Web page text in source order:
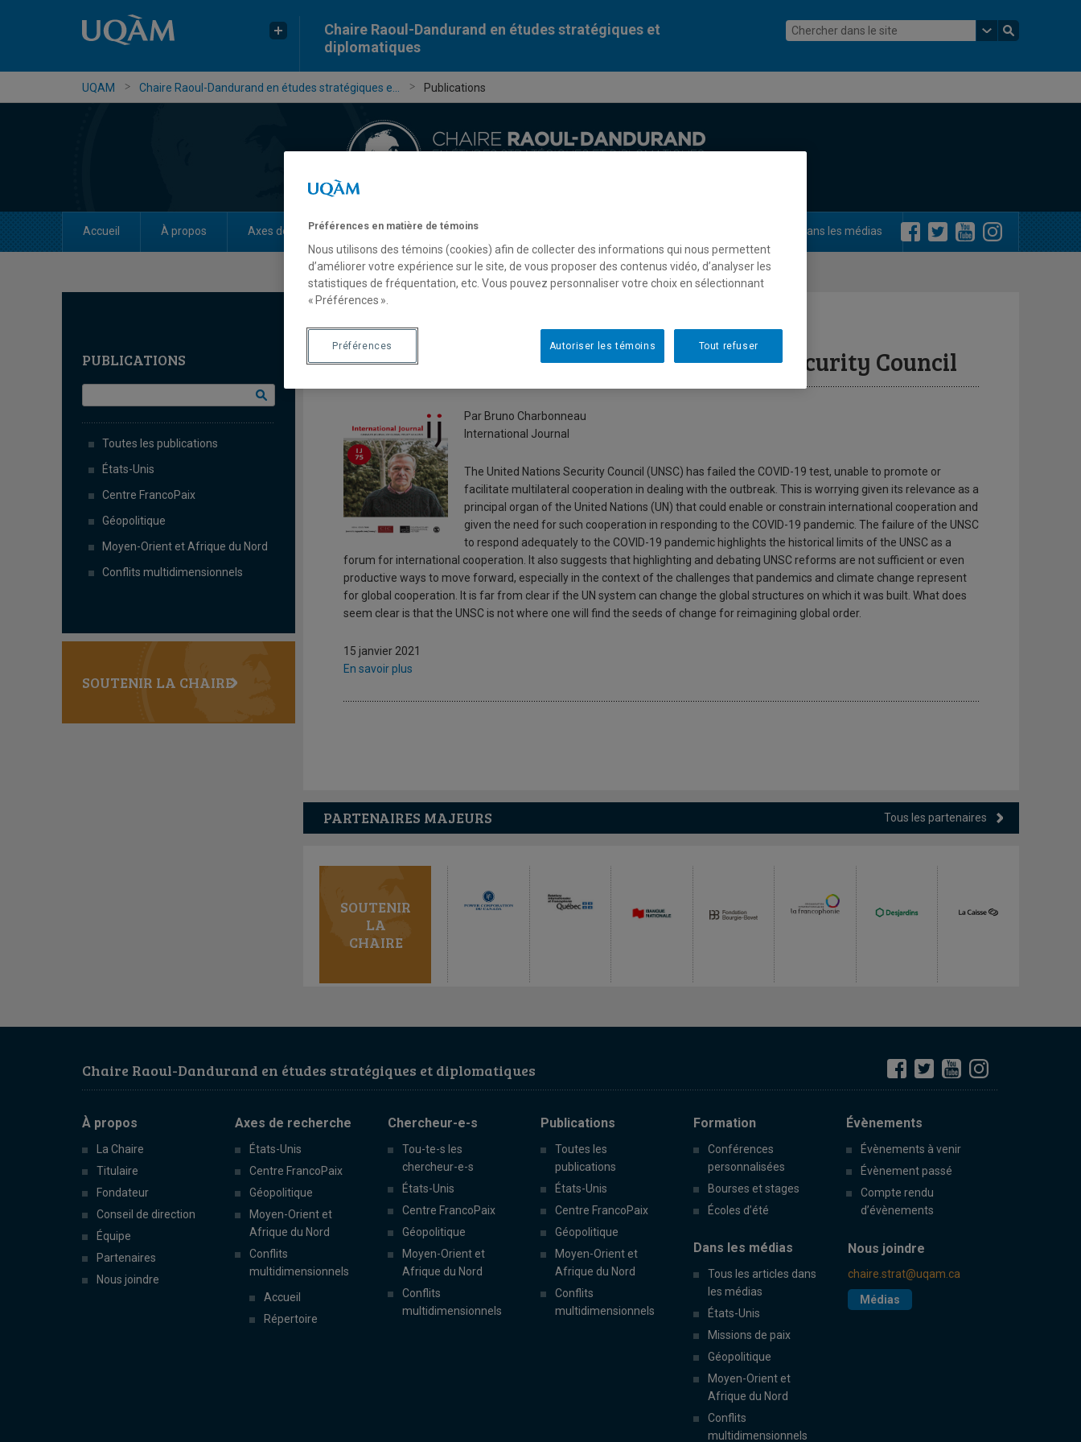
Chaire Raoul-Dandurand en études stratégiques et
diplomatiques
UQAM Chaire Raoul-Dandurand en études stratégiques e... Publications
Accueil À propos Axes de recherche Chercheur-e-s Dans les médias
PUBLICATIONS
Toutes les publications
États-Unis
Centre FrancoPaix
Géopolitique
Moyen-Orient et Afrique du Nord
Conflits multidimensionnels
SOUTENIR LA CHAIRE
The COVID-19 test of the United Nations Security Council
Par Bruno Charbonneau
International Journal
The United Nations Security Council (UNSC) has failed the COVID-19 test, unable to promote or
facilitate multilateral cooperation in dealing with the outbreak. This is worrying given its relevance as a
principal organ of the United Nations (UN) that could enable or constrain international cooperation and
given the need for such cooperation in responding to the COVID-19 pandemic. The failure of the UNSC
to respond adequately to the COVID-19 pandemic highlights the historical limits of the UNSC as a
forum for international cooperation. It also suggests that highlighting and debating UNSC reforms are not sufficient or even
productive ways to move forward, especially in the context of the challenges that pandemics and climate change represent
for global cooperation. It is far from clear if the UN system can change the global structures on which it was built. What does
seem clear is that the UNSC is not where one will find the seeds of change for reimagining global order.
15 janvier 2021
En savoir plus
PARTENAIRES MAJEURS Tous les partenaires
SOUTENIR
LA
CHAIRE
Chaire Raoul-Dandurand en études stratégiques et diplomatiques
À propos
La Chaire
Titulaire
Fondateur
Conseil de direction
Équipe
Partenaires
Nous joindre
Axes de recherche
États-Unis
Centre FrancoPaix
Géopolitique
Moyen-Orient et
Afrique du Nord
Conflits
multidimensionnels
Accueil
Répertoire
Chercheur-e-s
Tou-te-s les
chercheur-e-s
États-Unis
Centre FrancoPaix
Géopolitique
Moyen-Orient et
Afrique du Nord
Conflits
multidimensionnels
Publications
Toutes les
publications
États-Unis
Centre FrancoPaix
Géopolitique
Moyen-Orient et
Afrique du Nord
Conflits
multidimensionnels
Formation
Conférences
personnalisées
Bourses et stages
Écoles d’été
Évènements
Évènements à venir
Évènement passé
Compte rendu
d’évènements
Dans les médias
Tous les articles dans
les médias
États-Unis
Missions de paix
Géopolitique
Moyen-Orient et
Afrique du Nord
Conflits
multidimensionnels
Nous joindre
chaire.strat@uqam.ca
Médias
Préférences en matière de témoins
Nous utilisons des témoins (cookies) afin de collecter des informations qui nous permettent
d’améliorer votre expérience sur le site, de vous proposer des contenus vidéo, d’analyser les
statistiques de fréquentation, etc. Vous pouvez personnaliser votre choix en sélectionnant
« Préférences ».
Tout refuser
Autoriser les témoins
Préférences